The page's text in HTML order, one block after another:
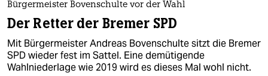
Bürgermeister Bovenschulte vor der Wahl
Der Retter der Bremer SPD
Mit Bürgermeister Andreas Bovenschulte sitzt die Bremer
SPD wieder fest im Sattel. Eine demütigende
Wahlniederlage wie 2019 wird es dieses Mal wohl nicht.